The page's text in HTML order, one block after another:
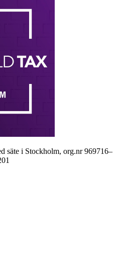
säte i Stockholm, org.nr 969716–